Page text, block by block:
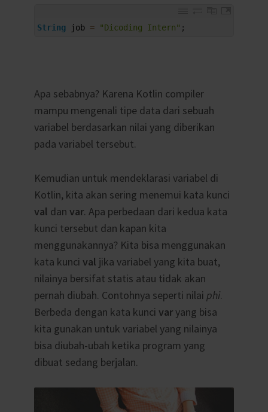
String job = "Dicoding Intern" ;
Apa sebabnya? Karena Kotlin compiler
mampu mengenali tipe data dari sebuah
variabel berdasarkan nilai yang diberikan
pada variabel tersebut.
Kemudian untuk mendeklarasi variabel di
Kotlin, kita akan sering menemui kata kunci
val dan var. Apa perbedaan dari kedua kata
kunci tersebut dan kapan kita
menggunakannya? Kita bisa menggunakan
kata kunci val jika variabel yang kita buat,
nilainya bersifat statis atau tidak akan
pernah diubah. Contohnya seperti nilai phi.
Berbeda dengan kata kunci varyang bisa
kita gunakan untuk variabel yang nilainya
bisa diubah-ubah ketika program yang
dibuat sedang berjalan.